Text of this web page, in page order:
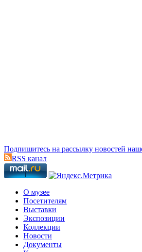
Подпишитесь на рассылку новостей
RSS канал
О музее
Посетителям
Выставки
Экспозиции
Коллекции
Новости
Документы